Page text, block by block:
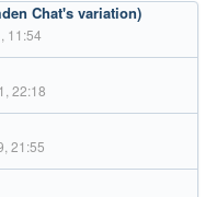
Chat's variation)
11:54
22:18
21:55